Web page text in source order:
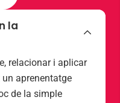
la
relacionar i aplicar
un aprenentatge
de la simple